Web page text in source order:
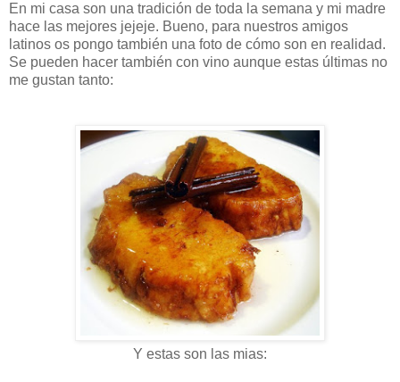
En mi casa son una tradición de toda la semana y mi madre
hace las mejores jejeje. Bueno, para nuestros amigos
latinos os pongo también una foto de cómo son en realidad.
Se pueden hacer también con vino aunque estas últimas no
me gustan tanto:
Y estas son las mias: